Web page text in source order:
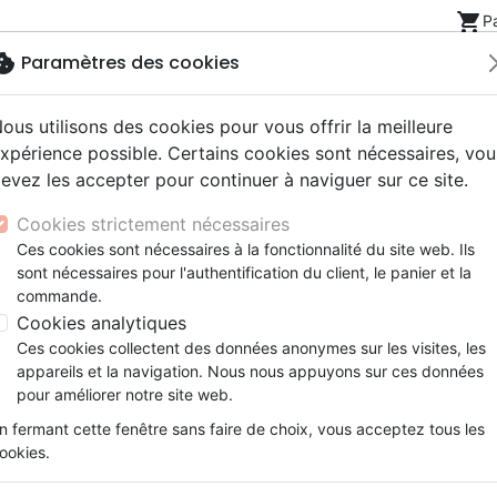
shopping_cart
NouveautésBibles
Segond 21
Segond
NEG
Livres
Famille, couple
Souffrance, Relation d'aide
Santé
eBooks
Couple
Méditations
Souffrance, Relation d'aide
Psychologie
Jeunesse
ans
Bibles jeunesse
Latino, Folk
Soul
Instrumental
Louange, Adoration
Hardrock, Métal
conférences
Documentaires, reportages
Accessoires de Bible
Papeterie
Français Courant - couverture rigide illustrée,
Bible Nouvelle Français
couverture rigide illustrée, avec
terracotta
Version :Nouvelle Français Courant
RéférenceNFC3050
Description Détails du produit
Description de l’éditeur :
Paramètres des cookies
utilisons des cookies pour vous offrir la meilleure
possible. Certains cookies sont nécessaires,
les accepter pour continuer à naviguer sur ce site.
Cookies strictement nécessaires
Ces cookies sont nécessaires à la fonctionnalité du site web. Ils
sont nécessaires pour l'authentification du client, le panier et la
commande.
Cookies analytiques
Ces cookies collectent des données anonymes sur les visites, les
appareils et la navigation. Nous nous appuyons sur ces données
pour améliorer notre site web.
fermant cette fenêtre sans faire de choix, vous acceptez tous les